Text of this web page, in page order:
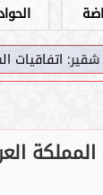
استراتيجية واعدة في رؤية...